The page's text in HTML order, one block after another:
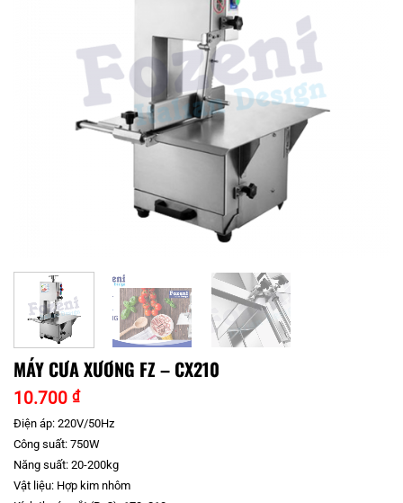
MÁY CƯA XƯƠNG FZ – CX210
10.700 ₫
Điện áp: 220V/50Hz
Công suất: 750W
Năng suất: 20-200kg
Vật liệu: Hợp kim nhôm